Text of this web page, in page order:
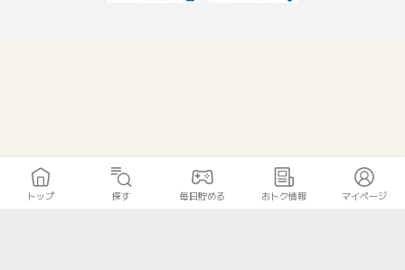
トップ 探す 毎日貯める おトク情報 マイページ